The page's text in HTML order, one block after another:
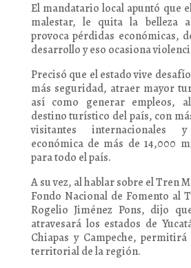
El mandatario local apuntó que
malestar, le quita la belleza
provoca pérdidas económicas,
desarrollo y eso ocasiona
Precisó que el estado vive
más seguridad, atraer mayor
así como generar empleos,
destino turístico del país, con
visitantes internacionales
económica de más de 14,000
para todo el país.
A su vez, al hablar sobre el Tren
Fondo Nacional de Fomento al
Rogelio Jiménez Pons, dijo
atravesará los estados de
Chiapas y Campeche,
territorial de la región.